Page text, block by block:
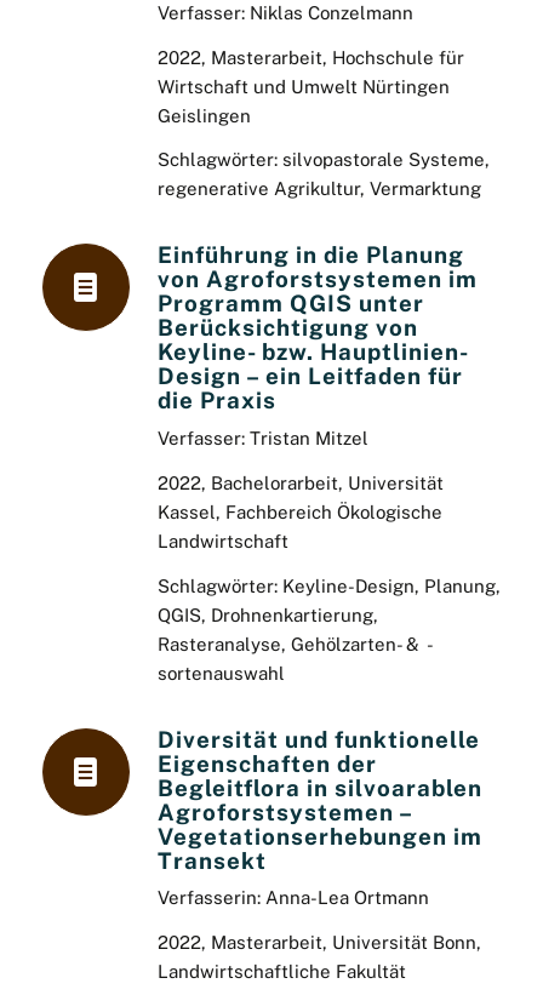
Verfasser: Niklas Conzelmann
2022, Masterarbeit, Hochschule für
Wirtschaft und Umwelt Nürtingen
Geislingen
Schlagwörter: silvopastorale Systeme,
regenerative Agrikultur, Vermarktung
Einführung in die Planung
von Agroforstsystemen im
Programm QGIS unter
Berücksichtigung von
Keyline- bzw. Hauptlinien-
Design – ein Leitfaden für
die Praxis
Verfasser: Tristan Mitzel
2022, Bachelorarbeit, Universität
Kassel, Fachbereich Ökologische
Landwirtschaft
Schlagwörter: Keyline-Design, Planung,
QGIS, Drohnenkartierung,
Rasteranalyse, Gehölzarten- & -
sortenauswahl
Diversität und funktionelle
Eigenschaften der
Begleitflora in silvoarablen
Agroforstsystemen –
Vegetationserhebungen im
Transekt
Verfasserin: Anna-Lea Ortmann
2022, Masterarbeit, Universität Bonn,
Landwirtschaftliche Fakultät